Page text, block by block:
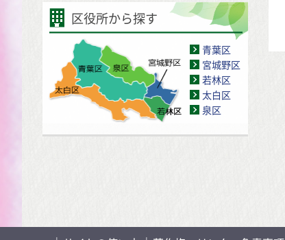
区役所から探す
青葉区
宮城野区
若林区
太白区
泉区